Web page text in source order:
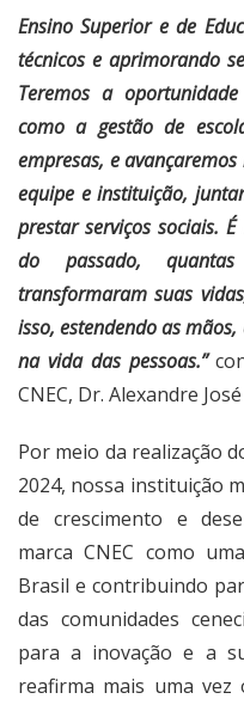
Ensino Superior e de
técnicos e aprimorando
Teremos a
como a gestão de
empresas, e
equipe e instituição,
prestar serviços sociais.
do passado,
transformaram suas
isso, estendendo as
na vida das pessoas.”
CNEC, Dr. Alexandre
Por meio da realização
2024, nossa instituição
de crescimento e
marca CNEC como
Brasil e contribuindo
das comunidades
para a inovação e a
reafirma mais uma vez